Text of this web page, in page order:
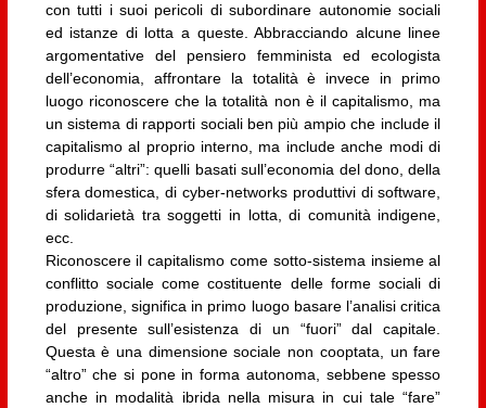
con tutti i suoi pericoli di subordinare autonomie sociali
ed istanze di lotta a queste. Abbracciando alcune linee
argomentative del pensiero femminista ed ecologista
dell’economia, affrontare la totalità è invece in primo
luogo riconoscere che la totalità non è il capitalismo, ma
un sistema di rapporti sociali ben più ampio che include il
capitalismo al proprio interno, ma include anche modi di
produrre “altri”: quelli basati sull’economia del dono, della
sfera domestica, di cyber-networks produttivi di software,
di solidarietà tra soggetti in lotta, di comunità indigene,
ecc.
Riconoscere il capitalismo come sotto-sistema insieme al
conflitto sociale come costituente delle forme sociali di
produzione, significa in primo luogo basare l’analisi critica
del presente sull’esistenza di un “fuori” dal capitale.
Questa è una dimensione sociale non cooptata, un fare
“altro” che si pone in forma autonoma, sebbene spesso
anche in modalità ibrida nella misura in cui tale “fare”